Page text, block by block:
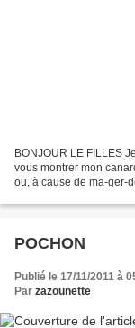
BONJOUR LE FILLES
vous montrer mon
ou, à cause de ma-ger-
POCHON
Publié le 17/11/2011 à
Par zazounette